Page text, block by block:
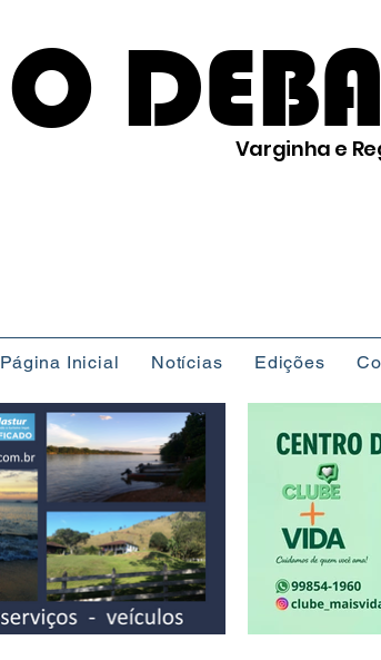
O Varginha e
Página Inicial Notícias Edições